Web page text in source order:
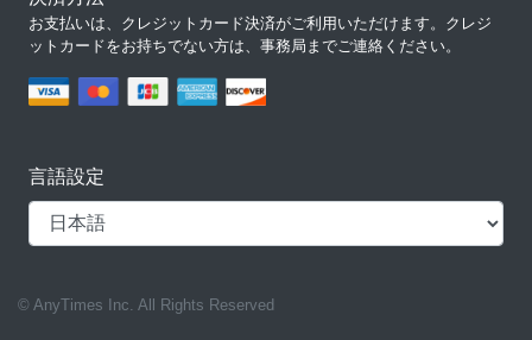
お支払いは、クレジットカード決済がご利用いただけます。クレジ
ットカードをお持ちでない方は、事務局までご連絡ください。
言語設定
© AnyTimes Inc. All Rights Reserved